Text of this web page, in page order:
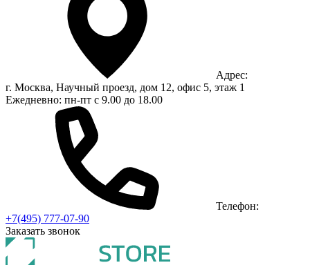
Адрес:
г. Москва, Научный проезд, дом 12, офис 5, этаж 1
Ежедневно: пн-пт с 9.00 до 18.00
Телефон:
+7(495) 777-07-90
Заказать звонок